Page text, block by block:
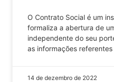
O Contrato Social é um
formaliza a abertura de
independente do seu
as informações referentes
14 de dezembro de 2022